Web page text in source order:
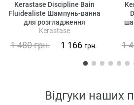
Kerastase Discipline Bain
Fluidealiste Шампунь-ванна
для розгладження
неслухняного волосся (без
сульфатів)
Kerastase
1 480грн. 1 166 грн. 1
Відгуки наших